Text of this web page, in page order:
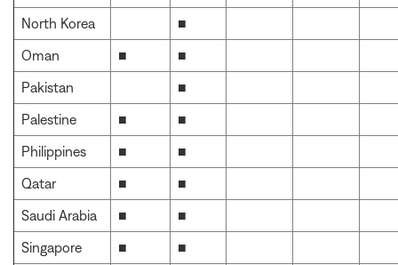
North Korea
■
Oman
■
■
Pakistan
■
Palestine
■
■
Philippines
■
■
Qatar
■
■
Saudi Arabia
■
■
Singapore
■
■